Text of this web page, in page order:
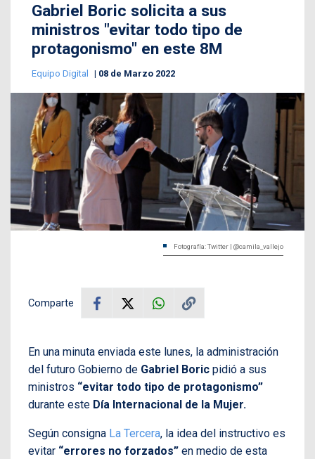
Gabriel Boric solicita a sus
ministros "evitar todo tipo de
protagonismo" en este 8M
Equipo Digital 08 de Marzo 2022
Fotografía: Twitter | @camila_vallejo
Comparte
En una minuta enviada este lunes, la administración
del futuro Gobierno de Gabriel Boric pidió a sus
ministros “evitar todo tipo de protagonismo”
durante este Día Internacional de la Mujer.
Según consigna La Tercera, la idea del instructivo es
evitar “errores no forzados” en medio de esta